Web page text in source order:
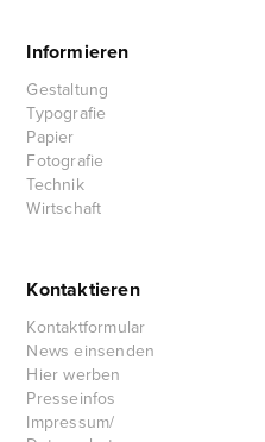
Informieren
Gestaltung
Typografie
Papier
Fotografie
Technik
Wirtschaft
Kontaktieren
Kontaktformular
News einsenden
Hier werben
Presseinfos
Impressum/